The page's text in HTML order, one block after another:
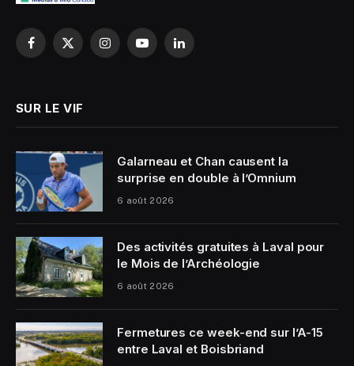
Facebook
X
InstagramYouTubeLinkedIn
SUR LE VIF
Galarneau et Chan causent la
surprise en double à l’Omnium
6 août 2026
Des activités gratuites à Laval pour
le Mois de l’Archéologie
6 août 2026
Fermetures ce week-end sur l’A-15
entre Laval et Boisbriand